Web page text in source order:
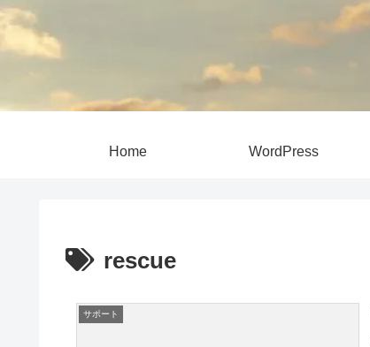
Home WordPress
rescue
サポート